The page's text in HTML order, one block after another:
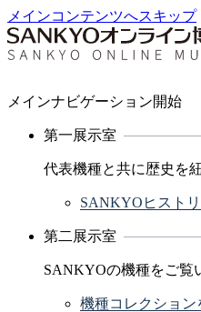
メインコンテンツへスキップ
メインナビゲーション開始
第一展示室
代表機種と共に歴史を
SANKYOヒスト
第二展示室
SANKYOの機種をご覧
機種コレクション